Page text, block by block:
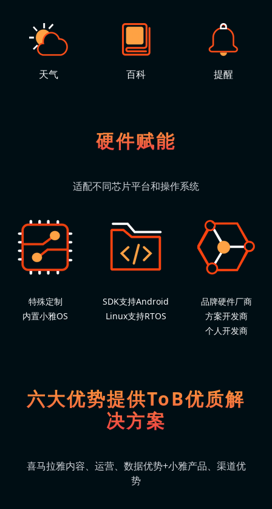
天气 百科 提醒
硬件赋能
适配不同芯片平台和操作系统
特殊定制
内置小雅OS
SDK支持Android
Linux支持RTOS
品牌硬件厂商
方案开发商
个人开发商
六大优势提供ToB优质解
决方案
喜马拉雅内容、运营、数据优势+小雅产品、渠道优
势